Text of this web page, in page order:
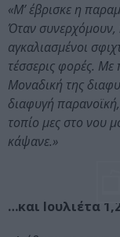
«Μ’ έβρισκε η
Όταν
αγκαλιασμένοι
τέσσερις φορές. Με
Μοναδική της
διαφυγή
τοπίο μες στο νου
κάψανε.»
…και Ιουλιέτα